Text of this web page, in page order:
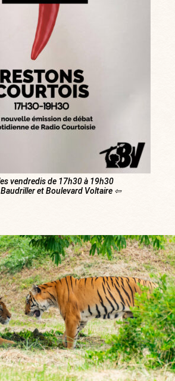
vendredis de 17h30 à 19h30
et Boulevard Voltaire ⇦